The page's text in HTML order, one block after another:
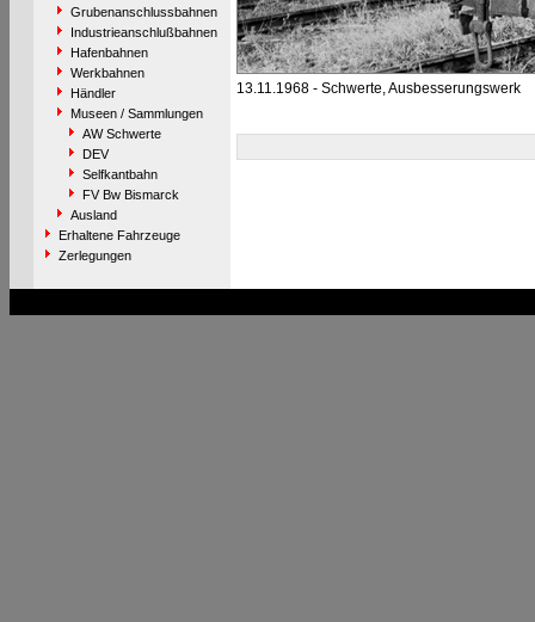
Grubenanschlussbahnen
Industrieanschlußbahnen
Hafenbahnen
Werkbahnen
Händler
Museen / Sammlungen
AW Schwerte
DEV
Selfkantbahn
FV Bw Bismarck
Ausland
Erhaltene Fahrzeuge
Zerlegungen
13.11.1968 - Schwerte, Ausbesserungswerk